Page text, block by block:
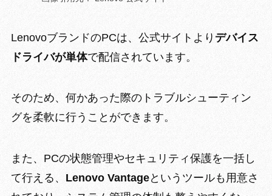
LenovoブランドのPCは、公式サイトより デバイス
ドライバが単体で配信されています。
そのため、何かあった際のトラブルシューティン
グを柔軟に行う ことができます。
また、PCの状態管理やセキュリティ保護を一括し
て行える、 Lenovo Vantageというツールも用意さ